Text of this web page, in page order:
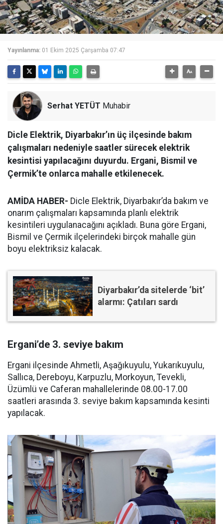
Yayınlanma: 01 Ekim 2025 Çarşamba 07:47
Serhat YETÜT Muhabir
Dicle Elektrik, Diyarbakır’ın üç ilçesinde bakım
çalışmaları nedeniyle saatler sürecek elektrik
kesintisi yapılacağını duyurdu. Ergani, Bismil ve
Çermik’te onlarca mahalle etkilenecek.
AMİDA HABER- Dicle Elektrik, Diyarbakır’da bakım ve
onarım çalışmaları kapsamında planlı elektrik
kesintileri uygulanacağını açıkladı. Buna göre Ergani,
Bismil ve Çermik ilçelerindeki birçok mahalle gün
boyu elektriksiz kalacak.
Diyarbakır’da sitelerde ‘bit’
alarmı: Çatıları sardı
Ergani’de 3. seviye bakım
Ergani ilçesinde Ahmetli, Aşağıkuyulu, Yukarıkuyulu,
Sallıca, Dereboyu, Karpuzlu, Morkoyun, Tevekli,
Üzümlü ve Caferan mahallelerinde 08.00-17.00
saatleri arasında 3. seviye bakım kapsamında kesinti
yapılacak.